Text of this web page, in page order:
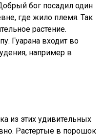
бог посадил один
где жило племя. Так
растение.
Гуарана входит во
например в
из этих удивительных
Растертые в порошок